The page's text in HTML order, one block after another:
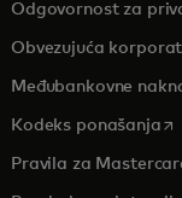
Odgovornost za
Obvezujuća
Međubankovne
Kodeks ponašanja
Pravila za